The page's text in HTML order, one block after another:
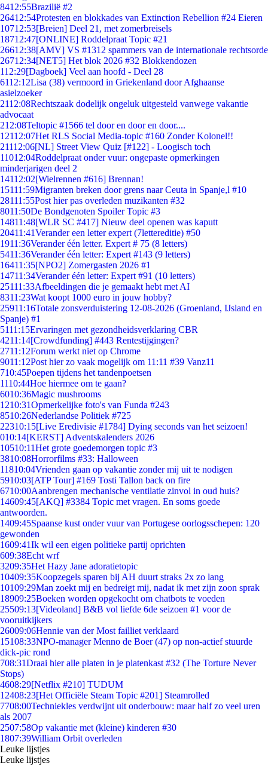
8412:55Brazilië #2
26412:54Protesten en blokkades van Extinction Rebellion #24 Eieren
10712:53[Breien] Deel 21, met zomerbreisels
18712:47[ONLINE] Roddelpraat Topic #21
26612:38[AMV] VS #1312 spammers van de internationale rechtsorde
26712:34[NET5] Het blok 2026 #32 Blokkendozen
112:29[Dagboek] Veel aan hoofd - Deel 28
6112:12Lisa (38) vermoord in Griekenland door Afghaanse
asielzoeker
2112:08Rechtszaak dodelijk ongeluk uitgesteld vanwege vakantie
advocaat
212:08Teltopic #1566 tel door en door en door....
12112:07Het RLS Social Media-topic #160 Zonder Kolonel!!
21112:06[NL] Street View Quiz [#122] - Loogisch toch
11012:04Roddelpraat onder vuur: ongepaste opmerkingen
minderjarigen deel 2
14112:02[Wielrennen #616] Brennan!
15111:59Migranten breken door grens naar Ceuta in Spanje,l #10
28111:55Post hier pas overleden muzikanten #32
8011:50De Bondgenoten Spoiler Topic #3
14811:48[WLR SC #417] Nieuw deel openen was kaputt
20411:41Verander een letter expert (7lettereditie) #50
1911:36Verander één letter. Expert # 75 (8 letters)
5411:36Verander één letter: Expert #143 (9 letters)
16411:35[NPO2] Zomergasten 2026 #1
14711:34Verander één letter: Expert #91 (10 letters)
25111:33Afbeeldingen die je gemaakt hebt met AI
8311:23Wat koopt 1000 euro in jouw hobby?
25911:16Totale zonsverduistering 12-08-2026 (Groenland, IJsland en
Spanje) #1
5111:15Ervaringen met gezondheidsverklaring CBR
4211:14[Crowdfunding] #443 Rentestijgingen?
2711:12Forum werkt niet op Chrome
9011:12Post hier zo vaak mogelijk om 11:11 #39 Vanz11
710:45Poepen tijdens het tandenpoetsen
1110:44Hoe hiermee om te gaan?
6010:36Magic mushrooms
1210:31Opmerkelijke foto's van Funda #243
8510:26Nederlandse Politiek #725
22310:15[Live Eredivisie #1784] Dying seconds van het seizoen!
010:14[KERST] Adventskalenders 2026
10510:11Het grote goedemorgen topic #3
3810:08Horrorfilms #33: Halloween
11810:04Vrienden gaan op vakantie zonder mij uit te nodigen
5910:03[ATP Tour] #169 Tosti Tallon back on fire
6710:00Aanbrengen mechanische ventilatie zinvol in oud huis?
14609:45[AKQ] #3384 Topic met vragen. En soms goede
antwoorden.
1409:45Spaanse kust onder vuur van Portugese oorlogsschepen: 120
gewonden
1609:41Ik wil een eigen politieke partij oprichten
609:38Echt wrf
3209:35Het Hazy Jane adoratietopic
10409:35Koopzegels sparen bij AH duurt straks 2x zo lang
10109:29Man zoekt mij en bedreigt mij, nadat ik met zijn zoon sprak
18909:25Boeken worden opgekocht om chatbots te voeden
25509:13[Videoland] B&B vol liefde 6de seizoen #1 voor de
vooruitkijkers
26009:06Hennie van der Most failliet verklaard
15108:33NPO-manager Menno de Boer (47) op non-actief stuurde
dick-pic rond
708:31Draai hier alle platen in je platenkast #32 (The Torture Never
Stops)
4608:29[Netflix #210] TUDUM
12408:23[Het Officiële Steam Topic #201] Steamrolled
7708:00Techniekles verdwijnt uit onderbouw: maar half zo veel uren
als 2007
2507:58Op vakantie met (kleine) kinderen #30
1807:39William Orbit overleden
Leuke lijstjes
Leuke lijstjes